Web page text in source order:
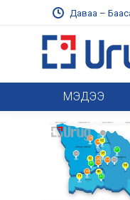
Даваа –
МЭДЭЭ